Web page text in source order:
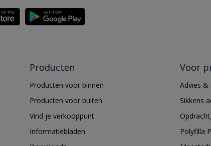
Producten
Producten voor binnen
Producten voor buiten
Vind je verkooppunt
Informatiebladen
Voor
Advies &
Sikkens
Polyfilla